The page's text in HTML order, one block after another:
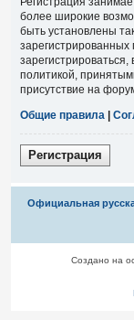
более широкие
быть установлены
политикой,
присутствие на
Общие правила
Регистрация
Официальная
Связаться с
Создано на